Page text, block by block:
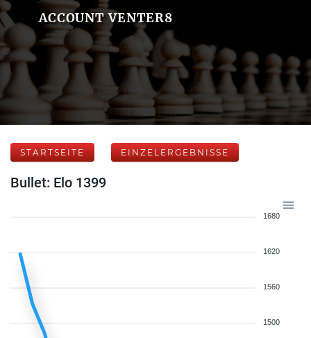
ACCOUNT VENTER8
STARTSEITE EINZELERGEBNISSE
Bullet: Elo 1399
1680
1620
1560
1500